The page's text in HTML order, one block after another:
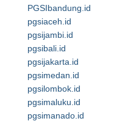
PGSIbandung.id
pgsiaceh.id
pgsijambi.id
pgsibali.id
pgsijakarta.id
pgsimedan.id
pgsilombok.id
pgsimaluku.id
pgsimanado.id